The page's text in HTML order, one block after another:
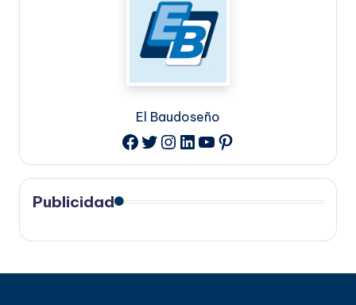
El Baudoseño
Facebook
Twitter
Instagram
LinkedIn
YouTube
Pinterest
Publicidad